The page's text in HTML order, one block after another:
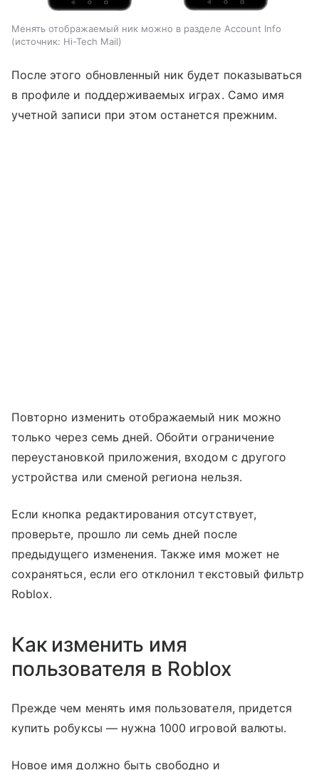
Менять отображаемый ник можно в разделе Account Info
источник: Hi-Tech Mail
После этого обновленный ник будет показываться
в профиле и поддерживаемых играх. Само имя
учетной записи при этом останется прежним.
Повторно изменить отображаемый ник можно
только через семь дней. Обойти ограничение
переустановкой приложения, входом с другого
устройства или сменой региона нельзя.
Если кнопка редактирования отсутствует,
проверьте, прошло ли семь дней после
предыдущего изменения. Также имя может не
сохраняться, если его отклонил текстовый фильтр
Roblox.
Как изменить имя
пользователя в Roblox
Прежде чем менять имя пользователя, придется
купить робуксы — нужна 1000 игровой валюты.
Новое имя должно быть свободно и